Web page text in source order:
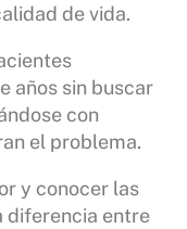
de vida.
años sin buscar
con
el problema.
y conocer las
diferencia entre